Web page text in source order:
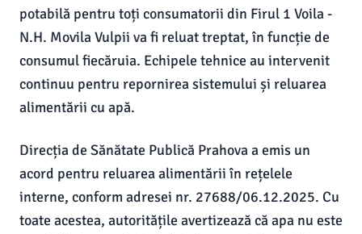
potabilă pentru toți consumatorii din Firul 1 Voila -
N.H. Movila Vulpii va fi reluat treptat, în funcție de
consumul fiecăruia. Echipele tehnice au intervenit
continuu pentru repornirea sistemului și reluarea
alimentării cu apă.
Direcția de Sănătate Publică Prahova a emis un
acord pentru reluarea alimentării în rețelele
interne, conform adresei nr. 27688/06.12.2025. Cu
toate acestea, autoritățile avertizează că apa nu este